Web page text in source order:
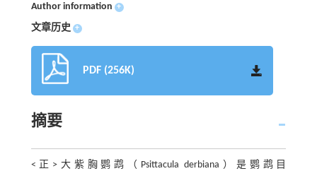
Author information +
文章历史 +
PDF (256K)
摘要
<正>大紫胸鹦鹉（Psittacula derbiana）是鹦鹉目